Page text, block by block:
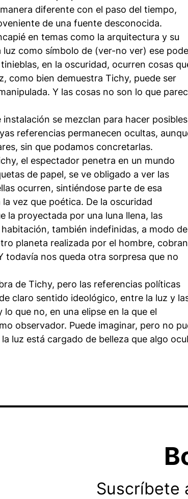
diferente con el paso del tiempo,
de una fuente desconocida.
en temas como la arquitectura y su
como símbolo de (ver-no ver) ese
en la oscuridad, ocurren cosas
como bien demuestra Tichy, puede ser
Y las cosas no son lo que
se mezclan para hacer
referencias permanecen ocultas,
sin que podamos concretarlas.
el espectador penetra en un mundo
de papel, se ve obligado a ver las
ocurren, sintiéndose parte de esa
vez que poética. De la oscuridad
la proyectada por una luna llena, las
también indefinidas, a modo de
planeta realizada por el hombre, cobran
todavía nos queda otra sorpresa que no
de Tichy, pero las referencias políticas
claro sentido ideológico, entre la luz y
que no, en una elipse en la que el
observador. Puede imaginar, pero no
luz está cargado de belleza que algo
Suscríbete